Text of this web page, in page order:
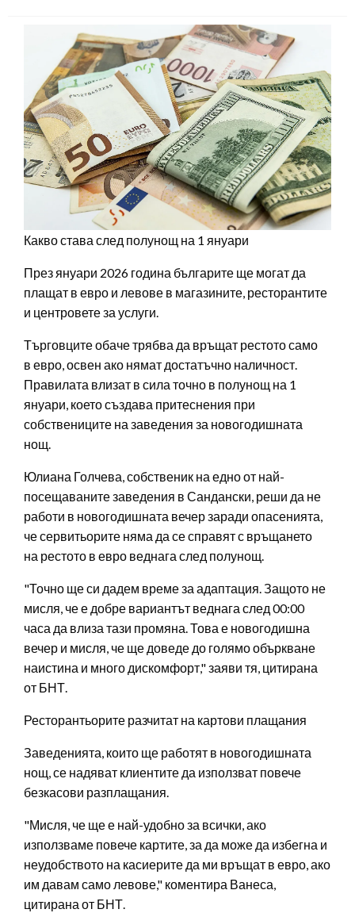
Какво става след полунощ на 1 януари
През януари 2026 година българите ще могат да
плащат в евро и левове в магазините, ресторантите
и центровете за услуги.
Търговците обаче трябва да връщат рестото само
в евро, освен ако нямат достатъчно наличност.
Правилата влизат в сила точно в полунощ на 1
януари, което създава притеснения при
собствениците на заведения за новогодишната
нощ.
Юлиана Голчева, собственик на едно от най-
посещаваните заведения в Сандански, реши да не
работи в новогодишната вечер заради опасенията,
че сервитьорите няма да се справят с връщането
на рестото в евро веднага след полунощ.
"Точно ще си дадем време за адаптация. Защото не
мисля, че е добре вариантът веднага след 00:00
часа да влиза тази промяна. Това е новогодишна
вечер и мисля, че ще доведе до голямо объркване
наистина и много дискомфорт," заяви тя, цитирана
от БНТ.
Ресторантьорите разчитат на картови плащания
Заведенията, които ще работят в новогодишната
нощ, се надяват клиентите да използват повече
безкасови разплащания.
"Мисля, че ще е най-удобно за всички, ако
използваме повече картите, за да може да избегна и
неудобството на касиерите да ми връщат в евро, ако
им давам само левове," коментира Ванеса,
цитирана от БНТ.